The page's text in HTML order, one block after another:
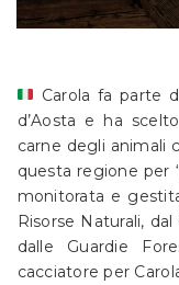
Carola fa parte
d’Aosta e ha
carne degli animali
questa regione per
monitorata e
Risorse Naturali,
dalle Guardie
cacciatore per